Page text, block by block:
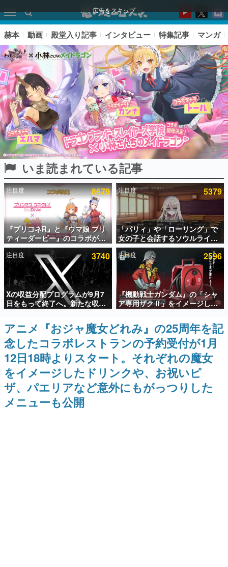
広告をスキップ
ピックアップ
電ファミのいま読まれている記事ランキング
アプリセール情報
インタビュー
連載・特集一覧
殿堂入り記事
SNS拡散数が数千以上！ ページビュー数万以上！ などな
ど。多くの人々に読まれた、電ファミ渾身の“殿堂入り”記
事をまとめました。
ゲームの企画書
名作ゲームクリエイターの方々に製作時のエピソードをお
聞きし、ヒットする企画（ゲーム）とは何か？を探ってい
きます。
赫本
この物語を解いてはいけない。『赫本』は、〈試験問題〉
の形をした短編ホラー小説集です。
新世代に訊く
赫本 動画 殿堂入り記事 インタビュー 特集記事 マンガ
いま読まれている記事
注目度 8679
『プリコネR』と『ウマ娘 プリ
ティーダービー』のコラボが決
定！“最大170連無料”の8.5周年
キャンペーンなども発表
注目度 5379
「パリィ」や「ローリング」で
女の子と会話するソウルライク
恋愛ゲーム『小早川さんはソウ
ルライク』無料公開。返事に失
敗すると「YOU DIED」
注目度 3740
Xの収益分配プログラムが9月7
日をもって終了へ。新たな収益
化制度「Original Content
Rewards Program」を発表
注目度 2596
『機動戦士ガンダム』の「シャ
ア専用ザクⅡ」をイメージした
散水ホースリールが予約開始。
本体にはシャアのパーソナルマ
ークやジオン公国軍のエンブレ
ム、型式番号などを配置
アニメ『おジャ魔女どれみ』の25周年を記
念したコラボレストランの予約受付が1月
12日18時よりスタート。それぞれの魔女
をイメージしたドリンクや、お祝いピ
ザ、パエリアなど意外にもがっつりした
メニューも公開